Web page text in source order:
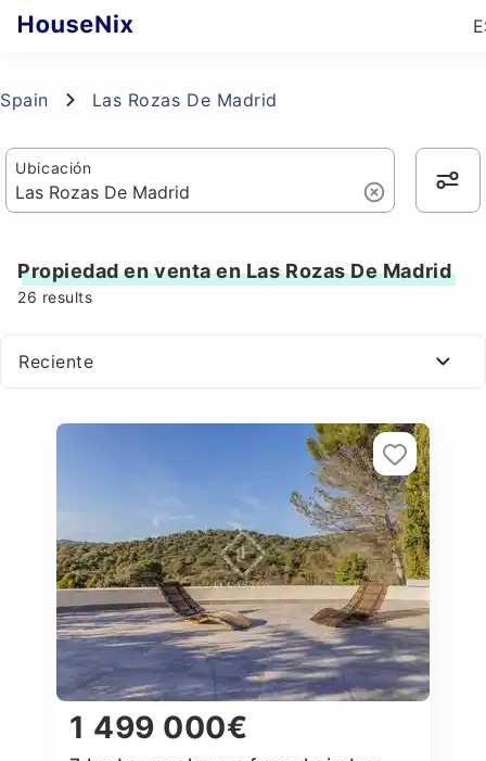
Spain Las Rozas De Madrid
Ubicación
Propiedad en venta en Las Rozas De Madrid
26 results
Reciente
1 499 000€